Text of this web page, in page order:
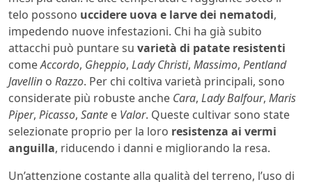
telo possono uccidere uova e larve dei nematodi,
impedendo nuove infestazioni. Chi ha già subito
attacchi può puntare su varietà di patate resistenti
comeAccordo, Gheppio, Lady Christi, Massimo, Pentland
Javellin o Razzo. Per chi coltiva varietà principali, sono
considerate più robuste anche Cara, Lady Balfour, Maris
Piper, Picasso, Sante e Valor. Queste cultivar sono state
selezionate proprio per la loro resistenza ai vermi
anguilla, riducendo i danni e migliorando la resa.
Un’attenzione costante alla qualità del terreno, l’uso di